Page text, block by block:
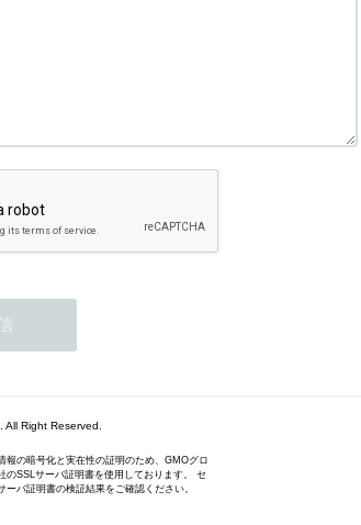
Right Reserved.
報の暗号化と実在性の証明のため、GMOグロ
のSSLサーバ証明書を使用しております。 セ
ーバ証明書の検証結果をご確認ください。